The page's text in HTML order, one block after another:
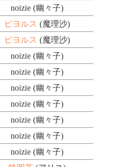
noizie (幽々子)
ピヨルス (魔理沙)
ピヨルス (魔理沙)
noizie (幽々子)
noizie (幽々子)
noizie (幽々子)
noizie (幽々子)
noizie (幽々子)
noizie (幽々子)
noizie (幽々子)